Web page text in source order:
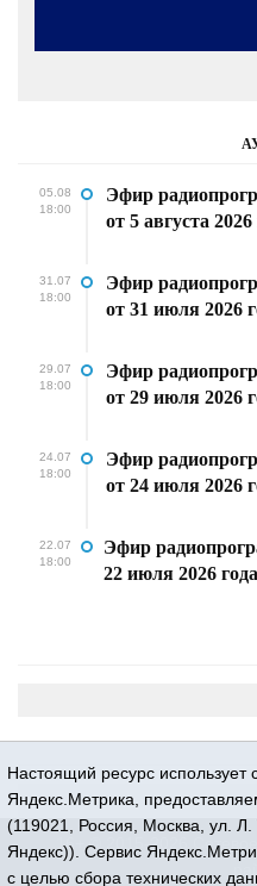
05.08
18:00
Эфир
от 5 августа 2026
31.07
18:00
Эфир
от 31 июля 2026
29.07
18:00
Эфир
от 29 июля 2026
24.07
18:00
Эфир
от 24 июля 2026
22.07
18:00
Эфир
22 июля 2026 года
16+ © 2015-2026
Настоящий ресурс использует
Яндекс.Метрика,
(119021, Россия, Москва, ул.
Яндекс)). Сервис
с целью сбора технических